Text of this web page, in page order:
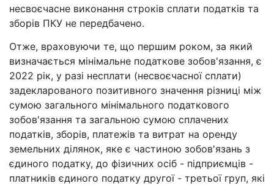
несвоєчасне виконання строків сплати податків та
зборів ПКУ не передбачено.
Отже, враховуючи те, що першим роком, за який
визначається мінімальне податкове зобов'язання, є
2022 рік, у разі несплати (несвоєчасної сплати)
задекларованого позитивного значення різниці між
сумою загального мінімального податкового
зобов'язання та загальною сумою сплачених
податків, зборів, платежів та витрат на оренду
земельних ділянок, яке є частиною зобов'язань з
єдиного податку, до фізичних осіб - підприємців -
платників єдиного податку другої - третьої груп, які